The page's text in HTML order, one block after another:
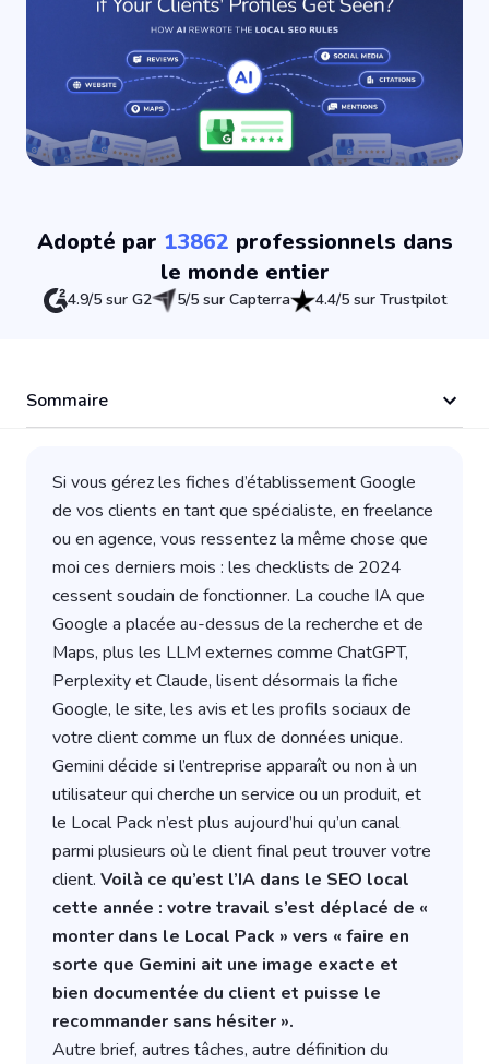
Adopté par 13862 professionnels dans
le monde entier
4.9/5 sur G2 5/5 sur Capterra 4.4/5 sur Trustpilot
Sommaire
Si vous gérez les fiches d’établissement Google
de vos clients en tant que spécialiste, en freelance
ou en agence, vous ressentez la même chose que
moi ces derniers mois : les checklists de 2024
cessent soudain de fonctionner. La couche IA que
Google a placée au-dessus de la recherche et de
Maps, plus les LLM externes comme ChatGPT,
Perplexity et Claude, lisent désormais la fiche
Google, le site, les avis et les profils sociaux de
votre client comme un flux de données unique.
Gemini décide si l’entreprise apparaît ou non à un
utilisateur qui cherche un service ou un produit, et
le Local Pack n’est plus aujourd’hui qu’un canal
parmi plusieurs où le client final peut trouver votre
client. Voilà ce qu’est l’IA dans le SEO local
cette année : votre travail s’est déplacé de «
monter dans le Local Pack » vers « faire en
sorte que Gemini ait une image exacte et
bien documentée du client et puisse le
recommander sans hésiter ».
Autre brief, autres tâches, autre définition du